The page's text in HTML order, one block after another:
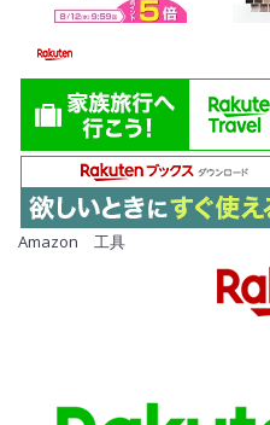
Amazon 工具